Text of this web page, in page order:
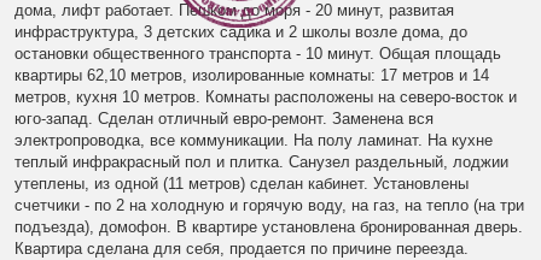
дома, лифт работает. Пешком до моря - 20 минут, развитая
инфраструктура, 3 детских садика и 2 школы возле дома, до
остановки общественного транспорта - 10 минут. Общая площадь
квартиры 62,10 метров, изолированные комнаты: 17 метров и 14
метров, кухня 10 метров. Комнаты расположены на северо-восток и
юго-запад. Сделан отличный евро-ремонт. Заменена вся
электропроводка, все коммуникации. На полу ламинат. На кухне
теплый инфракрасный пол и плитка. Санузел раздельный, лоджии
утеплены, из одной (11 метров) сделан кабинет. Установлены
счетчики - по 2 на холодную и горячую воду, на газ, на тепло (на три
подъезда), домофон. В квартире установлена бронированная дверь.
Квартира сделана для себя, продается по причине переезда.